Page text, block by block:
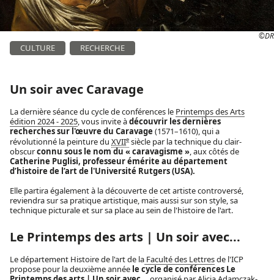
©DR
CULTURE RECHERCHE
Un soir avec Caravage
La dernière séance du cycle de conférences le Printemps des Arts
édition 2024 - 2025, vous invite àdécouvrir les dernières
recherches sur l'œuvre du Caravage (1571–1610), qui a
révolutionné la peinture du XVIIe siècle par la technique du clair-
obscurconnu sous le nom du « caravagisme », aux côtés de
Catherine Puglisi, professeur émérite au département
d’histoire de l’art de l'Université Rutgers (USA).
Elle partira également à la découverte de cet artiste controversé,
reviendra sur sa pratique artistique, mais aussi sur son style, sa
technique picturale et sur sa place au sein de l'histoire de l'art.
Le Printemps des arts | Un soir avec...
Le département Histoire de l'art de la Faculté des Lettresde l'ICP
propose pour la deuxième année le cycle de conférences Le